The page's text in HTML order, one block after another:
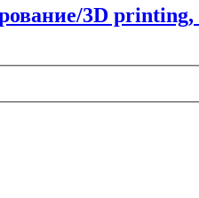
3D printing,